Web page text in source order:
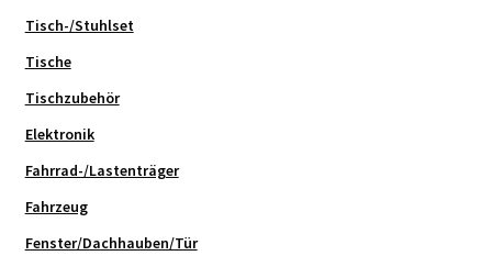
Tisch-/Stuhlset
Tische
Tischzubehör
Elektronik
Fahrrad-/Lastenträger
Fahrzeug
Fenster/Dachhauben/Tür